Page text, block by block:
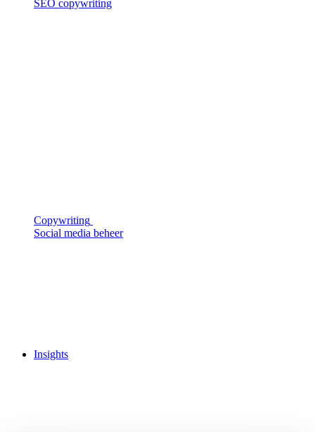
SEO copywriting
Copywriting
Social media beheer
Insights